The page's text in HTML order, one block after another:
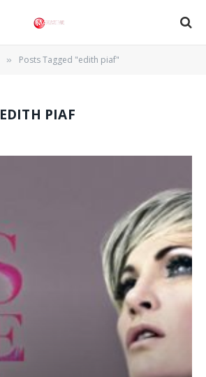
» Posts Tagged "edith piaf"
EDITH PIAF